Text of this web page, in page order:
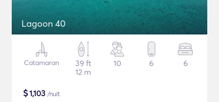
Lagoon 40
Catamaran
39 ft
12 m
10 6 6
$1,103 /nuit